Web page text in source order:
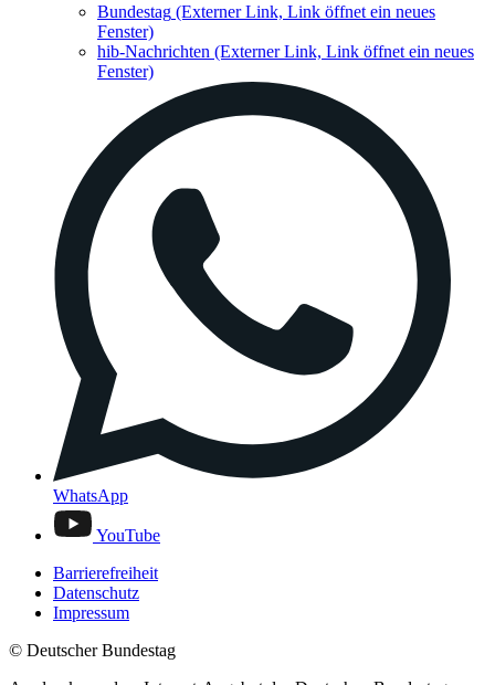
Bundestag (Externer Link, Link öffnet ein neues
Fenster)
hib-Nachrichten (Externer Link, Link öffnet ein neues
Fenster)
WhatsApp
YouTube
Barrierefreiheit
Datenschutz
Impressum
© Deutscher Bundestag